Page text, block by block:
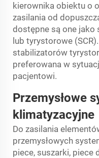
kierownika obiektu o
zasilania od
dostępne są one jako
lub tyrystorowe
stabilizatorów
preferowana w
pacjentowi.
Przemysłowe
klimatyzacyjne
Do zasilania
przemysłowych
piece, suszarki, piece